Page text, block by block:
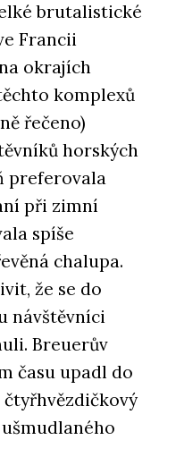
brutalistické
Francii
okrajích
komplexů
řečeno)
horských
preferovala
při zimní
spíše
chalupa.
že se do
návštěvníci
Breuerův
času upadl do